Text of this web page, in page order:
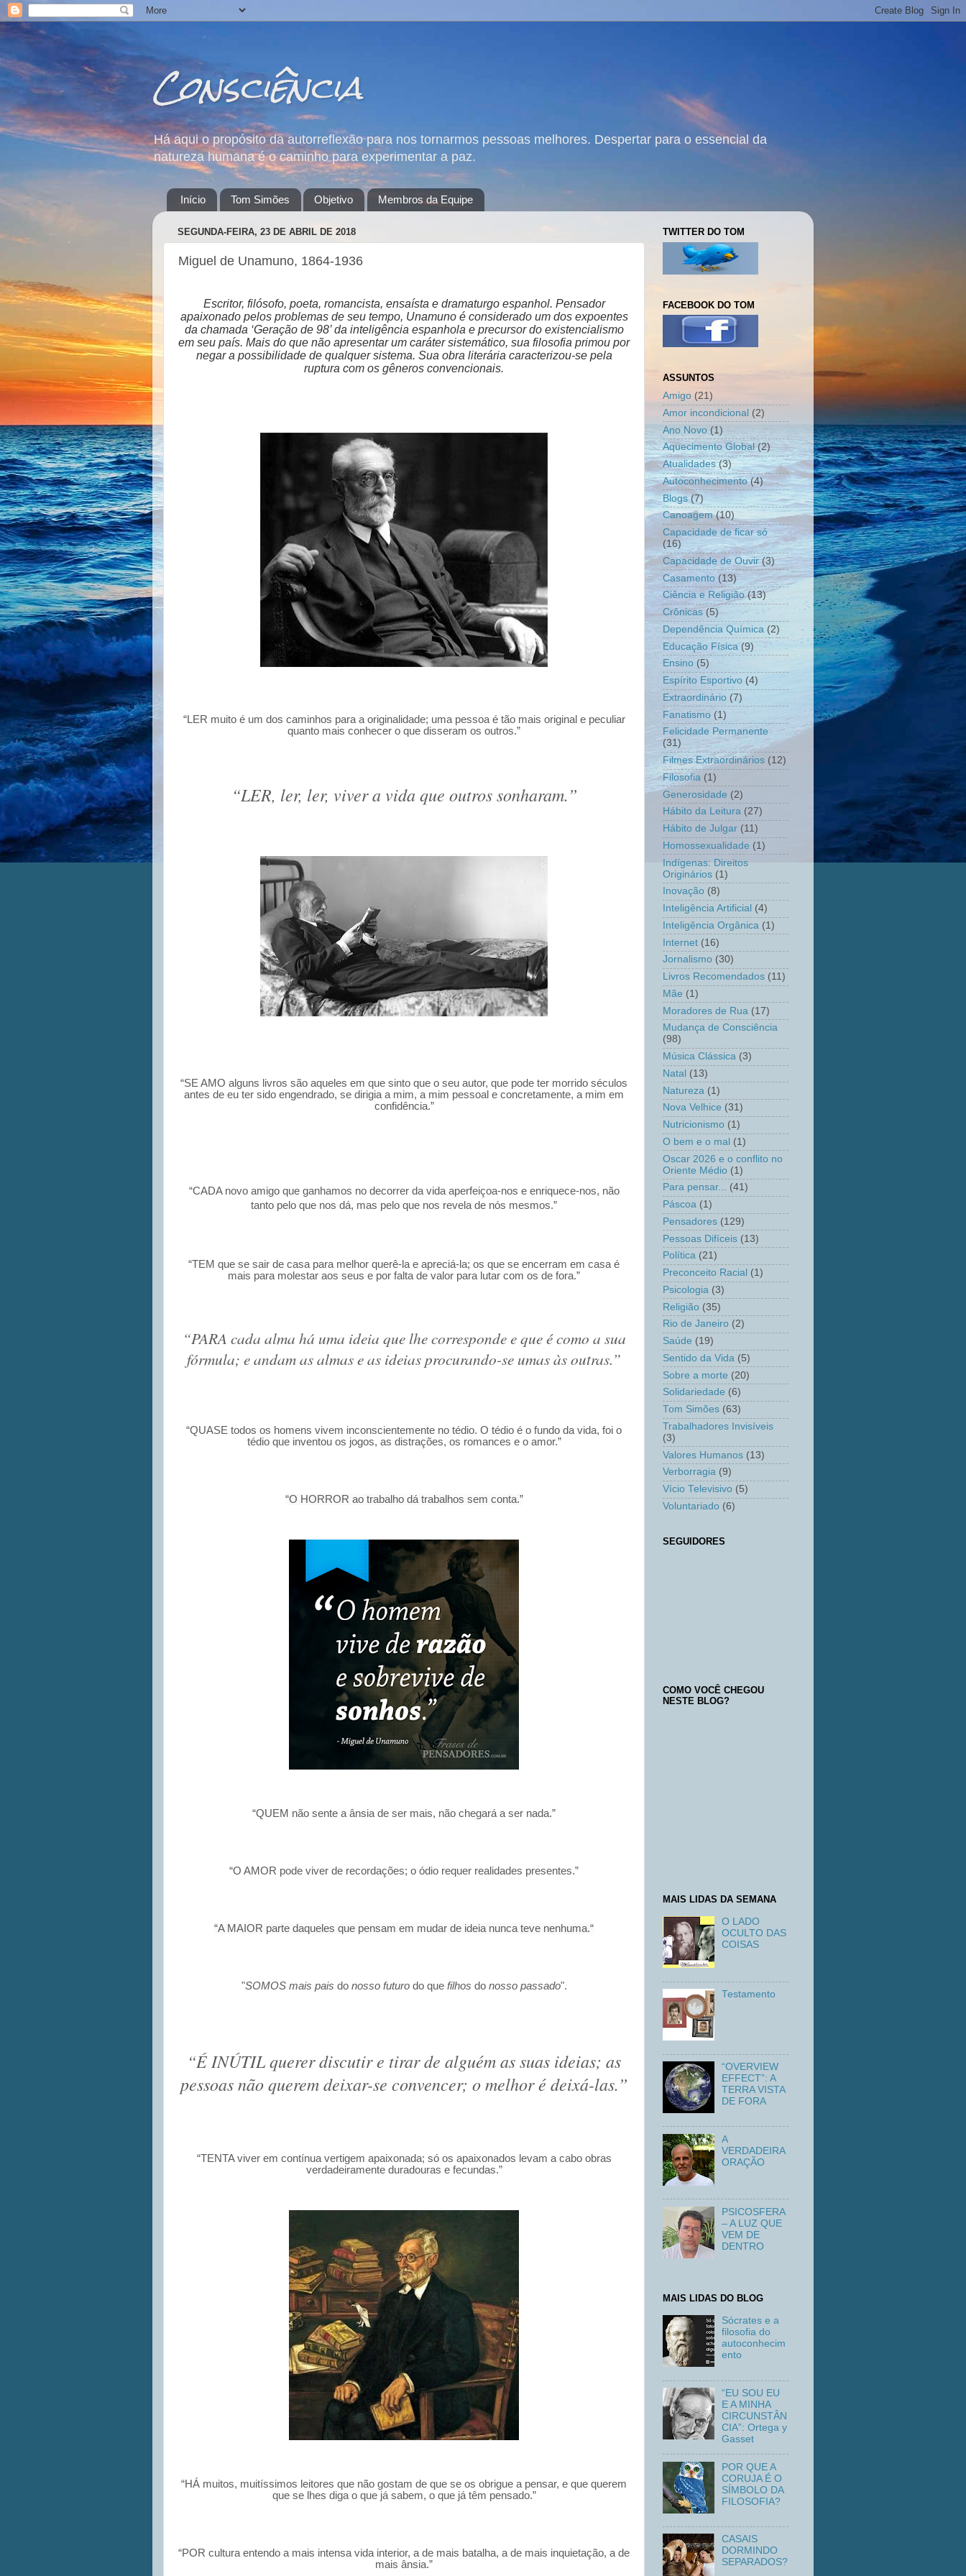
Consciência
Há aqui o propósito da autorreflexão para nos tornarmos pessoas melhores. Despertar para o essencial da
natureza humana é o caminho para experimentar a paz.
Início Tom Simões Objetivo Membros da Equipe
SEGUNDA-FEIRA, 23 DE ABRIL DE 2018
Miguel de Unamuno, 1864-1936
Escritor, filósofo, poeta, romancista, ensaísta e dramaturgo espanhol. Pensador
apaixonado pelos problemas de seu tempo, Unamuno é considerado um dos expoentes
da chamada ‘Geração de 98’ da inteligência espanhola e precursor do existencialismo
em seu país. Mais do que não apresentar um caráter sistemático, sua filosofia primou por
negar a possibilidade de qualquer sistema. Sua obra literária caracterizou-se pela
ruptura com os gêneros convencionais.
“LER muito é um dos caminhos para a originalidade; uma pessoa é tão mais original e peculiar
quanto mais conhecer o que disseram os outros.”
“LER, ler, ler, viver a vida que outros sonharam.”
“SE AMO alguns livros são aqueles em que sinto que o seu autor, que pode ter morrido séculos
antes de eu ter sido engendrado, se dirigia a mim, a mim pessoal e concretamente, a mim em
confidência.”
“CADA novo amigo que ganhamos no decorrer da vida aperfeiçoa-nos e enriquece-nos, não
tanto pelo que nos dá, mas pelo que nos revela de nós mesmos.”
“TEM que se sair de casa para melhor querê-la e apreciá-la; os que se encerram em casa é
mais para molestar aos seus e por falta de valor para lutar com os de fora.”
“PARA cada alma há uma ideia que lhe corresponde e que é como a sua
fórmula; e andam as almas e as ideias procurando-se umas às outras.”
“QUASE todos os homens vivem inconscientemente no tédio. O tédio é o fundo da vida, foi o
tédio que inventou os jogos, as distrações, os romances e o amor.”
“O HORROR ao trabalho dá trabalhos sem conta.”
“QUEM não sente a ânsia de ser mais, não chegará a ser nada.”
“O AMOR pode viver de recordações; o ódio requer realidades presentes.”
“A MAIOR parte daqueles que pensam em mudar de ideia nunca teve nenhuma.“
"SOMOS mais pais do nosso futurodo que filhos do nosso passado".
“É INÚTIL querer discutir e tirar de alguém as suas ideias; as
pessoas não querem deixar-se convencer; o melhor é deixá-las.”
“TENTA viver em contínua vertigem apaixonada; só os apaixonados levam a cabo obras
verdadeiramente duradouras e fecundas.”
“HÁ muitos, muitíssimos leitores que não gostam de que se os obrigue a pensar, e que querem
que se lhes diga o que já sabem, o que já têm pensado.”
“POR cultura entendo a mais intensa vida interior, a de mais batalha, a de mais inquietação, a de
mais ânsia.”
TWITTER DO TOM
FACEBOOK DO TOM
ASSUNTOS
Amigo (21)
Amor incondicional (2)
Ano Novo (1)
Aquecimento Global (2)
Atualidades (3)
Autoconhecimento (4)
Blogs (7)
Canoagem (10)
Capacidade de ficar só
(16)
Capacidade de Ouvir (3)
Casamento (13)
Ciência e Religião (13)
Crônicas (5)
Dependência Química (2)
Educação Física (9)
Ensino (5)
Espírito Esportivo (4)
Extraordinário (7)
Fanatismo (1)
Felicidade Permanente
(31)
Filmes Extraordinários (12)
Filosofia (1)
Generosidade (2)
Hábito da Leitura (27)
Hábito de Julgar (11)
Homossexualidade (1)
Indígenas: Direitos
Originários (1)
Inovação (8)
Inteligência Artificial (4)
Inteligência Orgânica (1)
Internet (16)
Jornalismo (30)
Livros Recomendados (11)
Mãe (1)
Moradores de Rua (17)
Mudança de Consciência
(98)
Música Clássica (3)
Natal (13)
Natureza (1)
Nova Velhice (31)
Nutricionismo (1)
O bem e o mal (1)
Oscar 2026 e o conflito no
Oriente Médio (1)
Para pensar... (41)
Páscoa (1)
Pensadores (129)
Pessoas Difíceis (13)
Política (21)
Preconceito Racial (1)
Psicologia (3)
Religião (35)
Rio de Janeiro (2)
Saúde (19)
Sentido da Vida (5)
Sobre a morte (20)
Solidariedade (6)
Tom Simões (63)
Trabalhadores Invisíveis
(3)
Valores Humanos (13)
Verborragia (9)
Vício Televisivo (5)
Voluntariado (6)
SEGUIDORES
COMO VOCÊ CHEGOU
NESTE BLOG?
MAIS LIDAS DA SEMANA
O LADO
OCULTO DAS
COISAS
Testamento
“OVERVIEW
EFFECT”: A
TERRA VISTA
DE FORA
A
VERDADEIRA
ORAÇÃO
PSICOSFERA
– A LUZ QUE
VEM DE
DENTRO
MAIS LIDAS DO BLOG
Sócrates e a
filosofia do
autoconhecim
ento
“EU SOU EU
E A MINHA
CIRCUNSTÂN
CIA”: Ortega y
Gasset
POR QUE A
CORUJA É O
SÍMBOLO DA
FILOSOFIA?
CASAIS
DORMINDO
SEPARADOS?